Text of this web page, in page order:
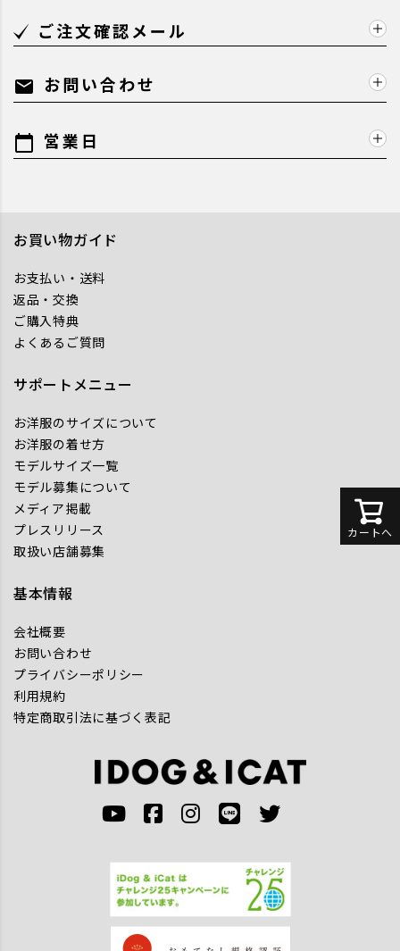
カートへ
ご注文確認メール
mail お問い合わせ
calendar_today 営業日
お買い物ガイド
お支払い・送料
返品・交換
ご購入特典
よくあるご質問
サポートメニュー
お洋服のサイズについて
お洋服の着せ方
モデルサイズ一覧
モデル募集について
メディア掲載
プレスリリース
取扱い店舗募集
基本情報
会社概要
お問い合わせ
プライバシーポリシー
利用規約
特定商取引法に基づく表記